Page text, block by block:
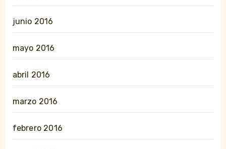
junio 2016
mayo 2016
abril 2016
marzo 2016
febrero 2016